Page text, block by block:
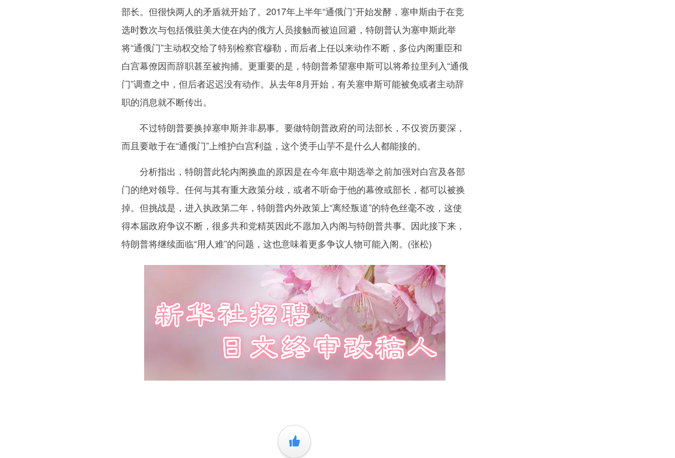
部长。但很快两人的矛盾就开始了。2017年上半年“通俄门”开始发酵，塞申斯由于在竞
选时数次与包括俄驻美大使在内的俄方人员接触而被迫回避，特朗普认为塞申斯此举
将“通俄门”主动权交给了特别检察官穆勒，而后者上任以来动作不断，多位内阁重臣和
白宫幕僚因而辞职甚至被拘捕。更重要的是，特朗普希望塞申斯可以将希拉里列入“通俄
门”调查之中，但后者迟迟没有动作。从去年8月开始，有关塞申斯可能被免或者主动辞
职的消息就不断传出。
不过特朗普要换掉塞申斯并非易事。要做特朗普政府的司法部长，不仅资历要深，
而且要敢于在“通俄门”上维护白宫利益，这个烫手山芋不是什么人都能接的。
分析指出，特朗普此轮内阁换血的原因是在今年底中期选举之前加强对白宫及各部
门的绝对领导。任何与其有重大政策分歧，或者不听命于他的幕僚或部长，都可以被换
掉。但挑战是，进入执政第二年，特朗普内外政策上“离经叛道”的特色丝毫不改，这使
得本届政府争议不断，很多共和党精英因此不愿加入内阁与特朗普共事。因此接下来，
特朗普将继续面临“用人难”的问题，这也意味着更多争议人物可能入阁。(张松)
+1